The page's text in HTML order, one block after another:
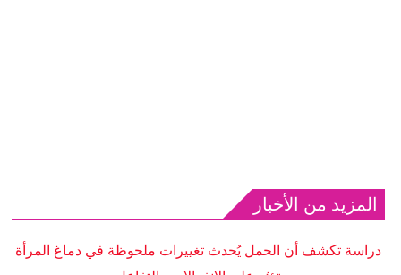
المزيد من الأخبار
دراسة تكشف أن الحمل يُحدث تغييرات ملحوظة في دماغ المرأة